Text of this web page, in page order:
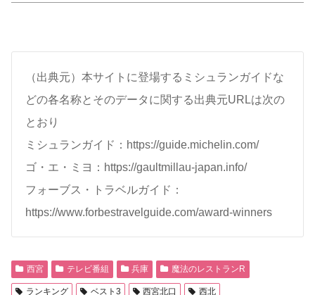
（出典元）本サイトに登場するミシュランガイドな
どの各名称とそのデータに関する出典元URLは次の
とおり
ミシュランガイド：https://guide.michelin.com/
ゴ・エ・ミヨ：https://gaultmillau-japan.info/
フォーブス・トラベルガイド：
https://www.forbestravelguide.com/award-winners
西宮 テレビ番組 兵庫 魔法のレストランR
ランキング ベスト3 西宮北口 西北